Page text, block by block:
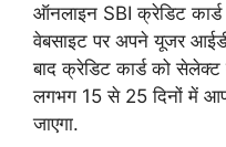
ऑनलाइन SBI क्रेडिट
वेबसाइट पर अपने यूजर
बाद क्रेडिट कार्ड को
लगभग 15 से 25 दिनों में
जाएगा.